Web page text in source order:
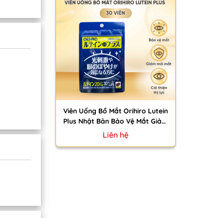
Viên Uống Bổ Mắt Orihiro Lutein
Plus Nhật Bản Bảo Vệ Mắt Giảm
Khô Mỏi Cải Thiện Thị Lực 30
Liên hệ